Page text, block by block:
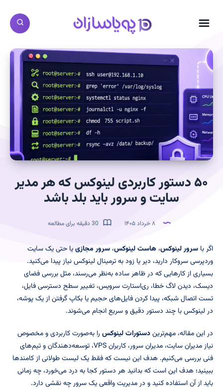
۵۰ دستور کاربردی لینوکس که هر مدیر
سایت و سرور باید بلد باشد
۸ خرداد ۱۴۰۵
اگر با سرور لینوکس، هاست لینوکس، سرور مجازییا حتی یک سایت
وردپرسی سروکار دارید، دیر یا زود به ترمینال لینوکس نیاز پیدا می‌کنید.
بسیاری از کارهایی که در ظاهر ساده به‌نظر می‌رسند، مثل بررسی فضای
دیسک، دیدن لاگ خطا، ری‌استارت سرویس، تغییر سطح دسترسی فایل،
تست اتصال شبکه، پیدا کردن فایل‌های حجیم یا بکاپ گرفتن از یک پوشه،
در لینوکس با چند دستور دقیق و سریع انجام می‌شوند.
در این مقاله، مهم‌تریندستورات لینوکس را به‌صورت کاربردی و مخصوص
نیاز مدیران سایت، مدیران سرور، کاربران VPS، توسعه‌دهندگان و تیم‌های
فنی بررسی می‌کنیم. هدف این نیست که فقط یک لیست طولانی از کامندها
ببینید؛ هدف این است که بدانید هر دستور کجا به درد می‌خورد، چه زمانی
باید از آن استفاده کنید و در مدیریت واقعی یک سرور چه نقشی دارد.